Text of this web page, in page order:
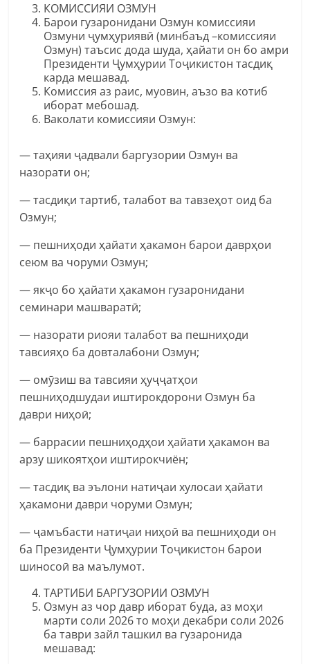
КОМИССИЯИ ОЗМУН
Барои гузаронидани Озмун комиссияи
Озмуни ҷумҳуриявӣ (минбаъд –комиссияи
Озмун) таъсис дода шуда, ҳайати он бо амри
Президенти Ҷумҳурии Тоҷикистон тасдиқ
карда мешавад.
Комиссия аз раис, муовин, аъзо ва котиб
иборат мебошад.
Ваколати комиссияи Озмун:
— таҳияи ҷадвали баргузории Озмун ва
назорати он;
— тасдиқи тартиб, талабот ва тавзеҳот оид ба
Озмун;
— пешниҳоди ҳайати ҳакамон барои даврҳои
сеюм ва чоруми Озмун;
— якҷо бо ҳайати ҳакамон гузаронидани
семинари машваратӣ;
— назорати риояи талабот ва пешниҳоди
тавсияҳо ба довталабони Озмун;
— омӯзиш ва тавсияи ҳуҷҷатҳои
пешниҳодшудаи иштирокдорони Озмун ба
даври ниҳоӣ;
— баррасии пешниҳодҳои ҳайати ҳакамон ва
арзу шикоятҳои иштирокчиён;
— тасдиқ ва эълони натиҷаи хулосаи ҳайати
ҳакамони даври чоруми Озмун;
— ҷамъбасти натиҷаи ниҳоӣ ва пешниҳоди он
ба Президенти Ҷумҳурии Тоҷикистон барои
шиносоӣ ва маълумот.
ТАРТИБИ БАРГУЗОРИИ ОЗМУН
Озмун аз чор давр иборат буда, аз моҳи
марти соли 2026 то моҳи декабри соли 2026
ба таври зайл ташкил ва гузаронида
мешавад: